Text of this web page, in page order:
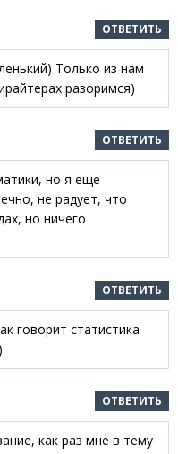
ОТВЕТИТЬ
Только из нам
разоримся)
ОТВЕТИТЬ
но я еще
не радует, что
но ничего
ОТВЕТИТЬ
говорит статистика
ОТВЕТИТЬ
как раз мне в тему